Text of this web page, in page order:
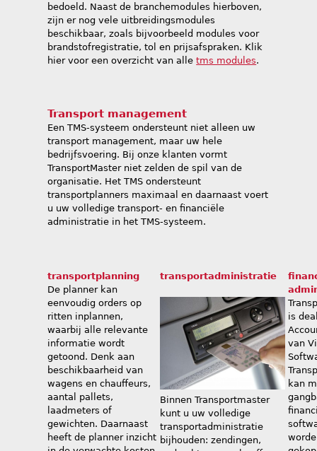
bedoeld. Naast de branchemodules hierboven,
zijn er nog vele uitbreidingsmodules
beschikbaar, zoals bijvoorbeeld modules voor
brandstofregistratie, tol en prijsafspraken. Klik
hier voor een overzicht van alletms modules.
Transport management
Een TMS-systeem ondersteunt niet alleen uw
transport management, maar uw hele
bedrijfsvoering. Bij onze klanten vormt
TransportMaster niet zelden de spil van de
organisatie. Het TMS ondersteunt
transportplanners maximaal en daarnaast voert
u uw volledige transport- en financiële
administratie in het TMS-systeem.
transportplanning
De planner kan
eenvoudig orders op
ritten inplannen,
waarbij alle relevante
informatie wordt
getoond. Denk aan
beschikbaarheid van
wagens en chauffeurs,
aantal pallets,
laadmeters of
gewichten. Daarnaast
heeft de planner inzicht
transportadministratie
Binnen Transportmaster
kunt u uw volledige
transportadministratie
bijhouden: zendingen,
is
van
kan